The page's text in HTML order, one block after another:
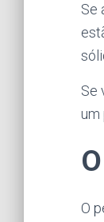
Se
Se
um
O